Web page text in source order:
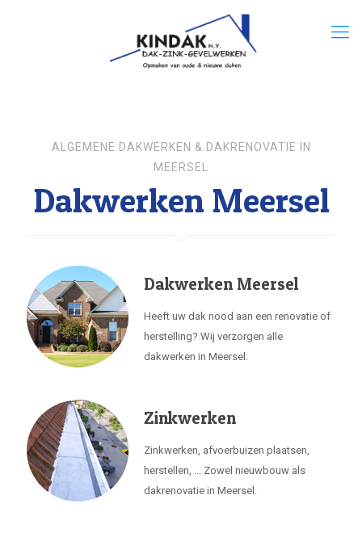
ALGEMENE DAKWERKEN & DAKRENOVATIE IN
MEERSEL
Dakwerken Meersel
Dakwerken Meersel
Heeft uw dak nood aan een renovatie of
herstelling? Wij verzorgen alle
dakwerken in Meersel.
Zinkwerken
Zinkwerken, afvoerbuizen plaatsen,
herstellen, ... Zowel nieuwbouw als
dakrenovatie in Meersel.